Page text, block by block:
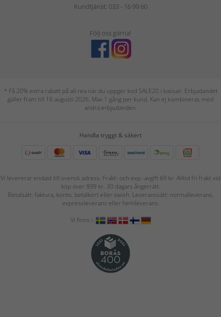
Kundtjänst: 033 - 16 99 60
Följ oss gärna!
* Få 20% extra rabatt på all rea när du uppger kod SALE20 i kassan. Erbjudandet
gäller fram till 16 augusti 2026. Max 1 gång per kund. Kan ej kombineras med
andra erbjudanden.
Handla tryggt & säkert
Vi levererar endast till svensk adress. Frakt- och exp.-avgift 69 kr. Alltid fri frakt vid
köp över 899 kr. 30 dagars ångerrätt.
Betalsätt: faktura, konto, betalkort eller swish. Leveranssätt: normalleverans,
expressleverans eller hemleverans.
Vi finns i: